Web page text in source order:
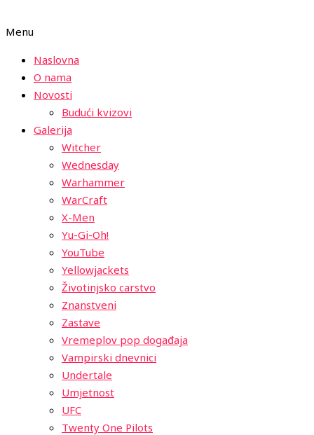
Menu
Naslovna
O nama
Novosti
Budući kvizovi
Galerija
Witcher
Wednesday
Warhammer
WarCraft
X-Men
Yu-Gi-Oh!
YouTube
Yellowjackets
Životinjsko carstvo
Znanstveni
Zastave
Vremeplov pop događaja
Vampirski dnevnici
Undertale
Umjetnost
UFC
Twenty One Pilots